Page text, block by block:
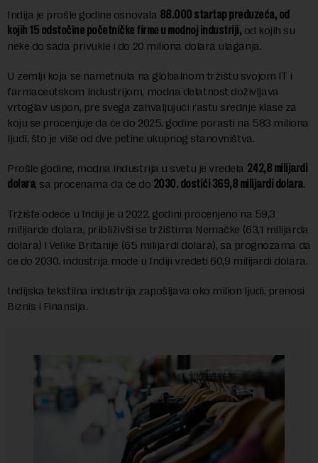
Indija je prošle godine osnovala 88.000 startap preduzeća, od
kojih 15 odstočine početničke firme u modnoj industriji, od kojih su
neke do sada privukle i do 20 miliona dolara ulaganja.
U zemlji koja se nametnula na globalnom tržištu svojom IT i
farmaceutskom industrijom, modna delatnost doživljava
vrtoglav uspon, pre svega zahvaljujući rastu srednje klase za
koju se procenjuje da će do 2025. godine porasti na 583 miliona
ljudi, što je više od dve petine ukupnog stanovništva.
Prošle godine, modna industrija u svetu je vredela 242,8 milijardi
dolara, sa procenama da će do 2030. dostići 369,8 milijardi dolara.
Tržište odeće u Indiji je u 2022. godini procenjeno na 59,3
milijarde dolara, približivši se tržištima Nemačke (63,1 milijarda
dolara) i Velike Britanije (65 milijardi dolara), sa prognozama da
će do 2030. industrija mode u Indiji vredeti 60,9 milijardi dolara.
Indijska tekstilna industrija zapošljava oko milion ljudi, prenosi
Biznis i Finansija.